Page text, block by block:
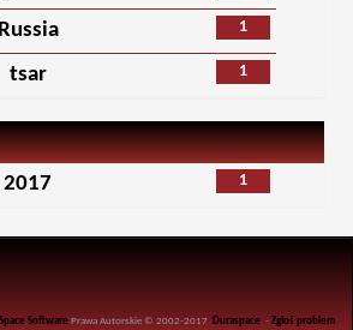
1
Russia
1
tsar
1
2017
Software Prawa Autorskie © 2002-2017 Duraspace -Zgłoś problem